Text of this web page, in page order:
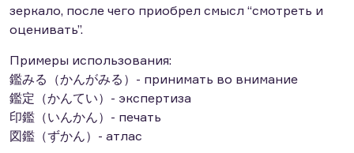
зеркало, после чего приобрел смысл “смотреть и
оценивать”.
Примеры использования:
鑑みる（かんがみる）- принимать во внимание
鑑定（かんてい）- экспертиза
印鑑（いんかん）- печать
図鑑（ずかん）- атлас